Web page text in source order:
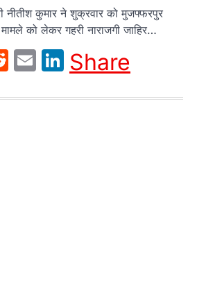
नीतीश कुमार ने शुक्रवार को मुजफ्फरपुर
को लेकर गहरी नाराजगी जाहिर…
Reddit
EmailLinkedIn
Share